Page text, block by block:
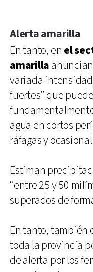
Alerta amarilla
En tanto, en el
amarilla
variada
fuertes” que
agua en cortos
ráfagas y
Estiman
“entre 25 y 50
superados de
En tanto, también
toda la provincia
de alerta por los